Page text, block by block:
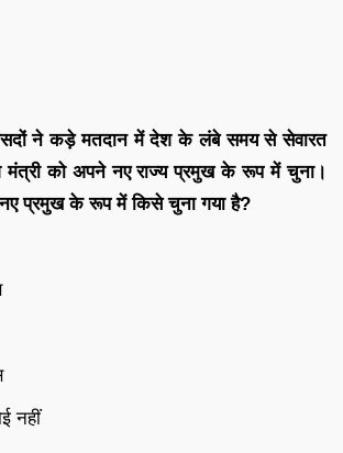
ने कड़े मतदान में देश के लंबे समय से सेवारत
मंत्री को अपने नए राज्य प्रमुख के रूप में चुना।
नए प्रमुख के रूप में किसे चुना गया है?
नहीं